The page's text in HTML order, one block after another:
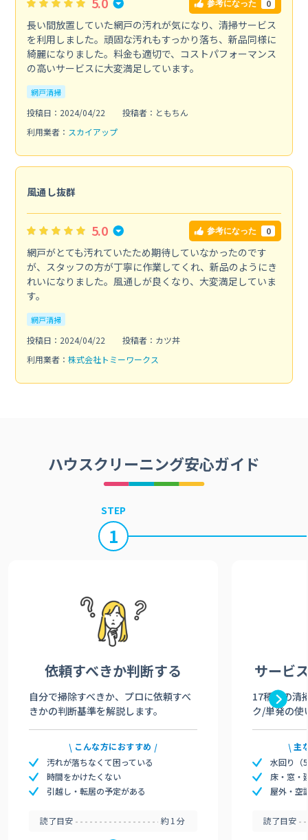
参考になった 0
長い間放置していた網戸の汚れが気になり、清掃サービス
を利用しました。頑固な汚れもすっかり落ち、新品同様に
綺麗になりました。料金も適切で、コストパフォーマンス
の高いサービスに大変満足しています。
網戸清掃
投稿日：2024/04/22
投稿者：ともちん
利用業者： スカイアップ
風通し抜群
5.0 参考になった 0
網戸がとても汚れていたため期待していなかったのです
が、スタッフの方が丁寧に作業してくれ、新品のようにき
れいになりました。風通しが良くなり、大変満足していま
す。
網戸清掃
投稿日：2024/04/22
投稿者：カツ丼
利用業者： 株式会社トミーワークス
ハウスクリーニング安心ガイド
STEP
1
依頼すべきか判断する
自分で掃除すべきか、プロに依頼すべ
きかの判断基準を解説します。
こんな方におすすめ
汚れが落ちなくて困っている
時間をかけたくない
引越し・転居の予定がある
読了目安 約1分
サービ
17種類の清
ク/単発の使
主
水回り（
床・窓・
屋外・空
読了目安